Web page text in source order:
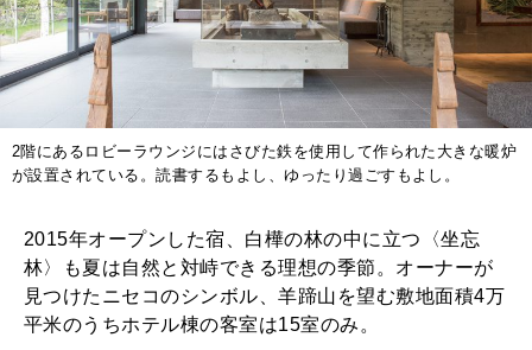
2階にあるロビーラウンジにはさびた鉄を使用して作られた大きな暖炉
が設置されている。読書するもよし、ゆったり過ごすもよし。
2015年オープンした宿、白樺の林の中に立つ〈坐忘
林〉も夏は自然と対峙できる理想の季節。オーナーが
見つけたニセコのシンボル、羊蹄山を望む敷地面積4万
平米のうちホテル棟の客室は15室のみ。